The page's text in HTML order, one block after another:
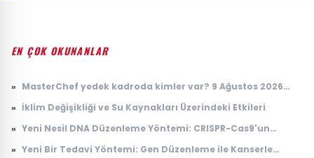
EN ÇOK OKUNANLAR
» MasterChef yedek kadroda kimler var? 9 Ağustos 2026
MasterChef Türkiye 2026 ana kadro ve yedekler listesi
» İklim Değişikliği ve Su Kaynakları Üzerindeki Etkileri
» Yeni Nesil DNA Düzenleme Yöntemi: CRISPR-Cas9'un
» Yeni Bir Tedavi Yöntemi: Gen Düzenleme ile Kanserle